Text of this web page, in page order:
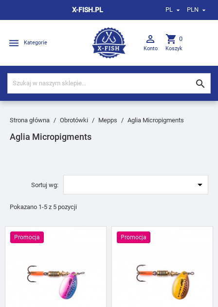
X-FISH.PL PL  PLN 
 Kategorie 
Konto
shopping_cart 0
Koszyk

Strona główna Obrotówki Mepps Aglia Micropigments
Aglia Micropigments
Sortuj wg: 
Pokazano 1-5 z 5 pozycji
Promocja Promocja